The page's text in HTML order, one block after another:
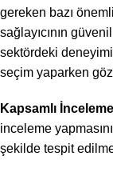
gereken bazı
sağlayıcının
sektördeki
seçim yaparken
Kapsamlı
inceleme
şekilde tespit